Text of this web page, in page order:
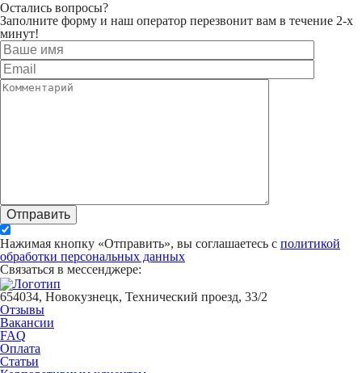
Остались вопросы?
Заполните форму и наш оператор перезвонит вам в течение 2-х
минут!
Отправить
Нажимая кнопку «Отправить», вы соглашаетесь с политикой
обработки персональных данных
Связаться в мессенджере:
654034, Новокузнецк, Технический проезд, 33/2
Отзывы
Вакансии
FAQ
Оплата
Статьи